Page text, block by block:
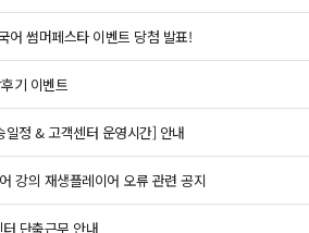
어 썸머페스타 이벤트 당첨 발표!
기 이벤트
일정 & 고객센터 운영시간] 안내
강의 재생플레이어 오류 관련 공지
단축근무 안내